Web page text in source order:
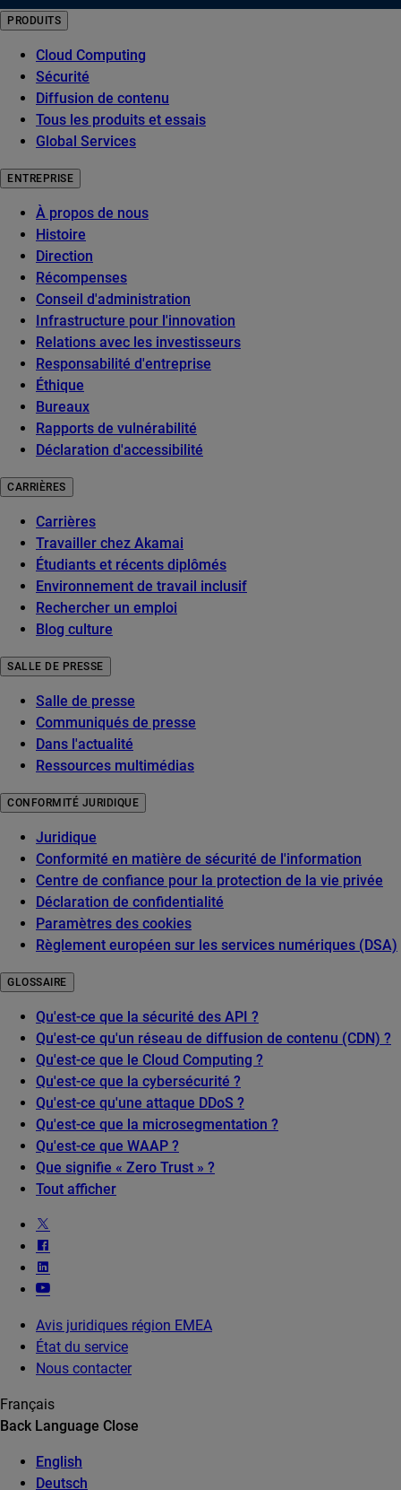
PRODUITS
Cloud Computing
Sécurité
Diffusion de contenu
Tous les produits et essais
Global Services
ENTREPRISE
À propos de nous
Histoire
Direction
Récompenses
Conseil d'administration
Infrastructure pour l'innovation
Relations avec les investisseurs
Responsabilité d'entreprise
Éthique
Bureaux
Rapports de vulnérabilité
Déclaration d'accessibilité
CARRIÈRES
Carrières
Travailler chez Akamai
Étudiants et récents diplômés
Environnement de travail inclusif
Rechercher un emploi
Blog culture
SALLE DE PRESSE
Salle de presse
Communiqués de presse
Dans l'actualité
Ressources multimédias
CONFORMITÉ JURIDIQUE
Juridique
Conformité en matière de sécurité de l'information
Centre de confiance pour la protection de la vie privée
Déclaration de confidentialité
Paramètres des cookies
Règlement européen sur les services numériques (DSA)
GLOSSAIRE
Qu'est-ce que la sécurité des API ?
Qu'est-ce qu'un réseau de diffusion de contenu (CDN) ?
Qu'est-ce que le Cloud Computing ?
Qu'est-ce que la cybersécurité ?
Qu'est-ce qu'une attaque DDoS ?
Qu'est-ce que la microsegmentation ?
Qu'est-ce que WAAP ?
Que signifie « Zero Trust » ?
Tout afficher
Avis juridiques région EMEA
État du service
Nous contacter
Français
Back Language Close
English
Deutsch